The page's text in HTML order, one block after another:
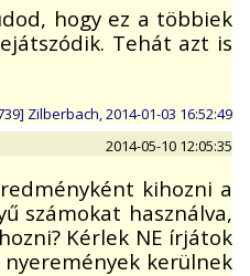
hogy ez a többiek
Tehát azt is
Zilberbach, 2014-01-03 16:52:49
2014-05-10 12:05:35
kihozni a
számokat használva,
Kérlek NE írjátok
kerülnek